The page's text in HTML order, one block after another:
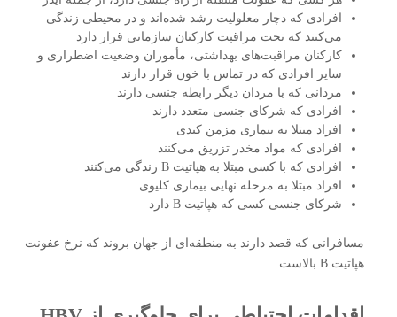
افرادی که دچار معلولیت رشد شده‌اند و در محیطی زندگی
می‌کنند که تحت مراقبت کارکنان سازمانی قرار دارد
کارکنان مراقبت‌های بهداشتی، مأموران وضعیت اضطراری و
سایر افرادی که در تماس با خون قرار دارند
مردانی که با مردان دیگر رابطه جنسی دارند
افرادی که شرکای جنسی متعدد دارند
افراد مبتلا به بیماری مزمن کبدی
افرادی که مواد مخدر تزریق می‌کنند
افرادی که با کسی مبتلا به هپاتیت B زندگی می‌کنند
افراد مبتلا به مرحله نهایی بیماری کلیوی
شرکای جنسی کسی که هپاتیت B دارد
مسافرانی که قصد دارند به منطقه‌ای از جهان بروند که نرخ عفونت
هپاتیت B بالاست